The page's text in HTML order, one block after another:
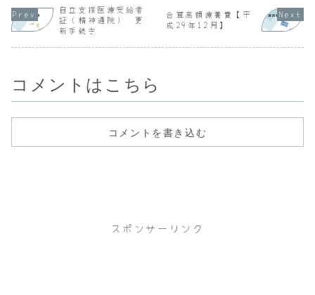
あると職場から返
されました。まず
は平常勤務可能と
受診歴） ・推定
発病年月：2005年
頃 ・推定初...
感情障害 上記病
名のため当科通院
中であったが、症
め...
圧症、2 高
２ 発病か
までの病歴
発病年月、
自立支援医療受給者
証（精神通院） 更
新手続き
合算高額療養費【平
成29年12月】
コメントはこちら
コメントを書き込む
スポンサーリンク